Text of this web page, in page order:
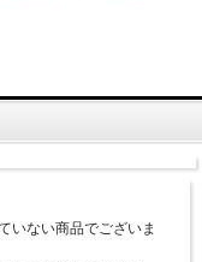
いない商品でございま